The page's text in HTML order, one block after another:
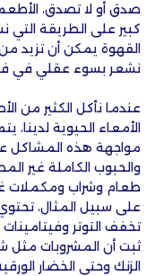
صدق أو لا تصدق،
كبير على الطريقة
القهوة يمكن أن تزيد من
نشعر بسوء عقلي في
عندما نأكل الكثير من
الأمعاء الحيوية لدينا،
مواجهة هذه المشاكل
والحبوب الكاملة غير
طعام وشراب ومكملات
ثبت أن المشروبات مثل
الزنك وحتى الخضار